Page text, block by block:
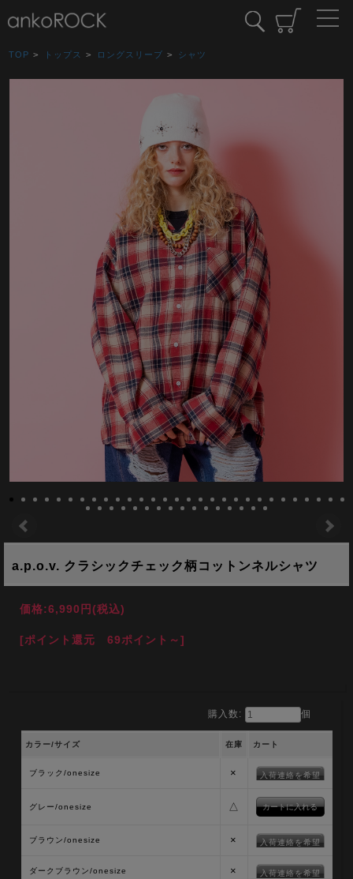
TOP > トップス > ロングスリーブ > シャツ
a.p.o.v. クラシックチェック柄コットンネルシャツ
価格:6,990円(税込)
[ポイント還元 69ポイント～]
購入数: 個
カラー/サイズ 在庫 カート
ブラック/onesize × 入荷連絡を希望
グレー/onesize △
ブラウン/onesize × 入荷連絡を希望
ダークブラウン/onesize × 入荷連絡を希望